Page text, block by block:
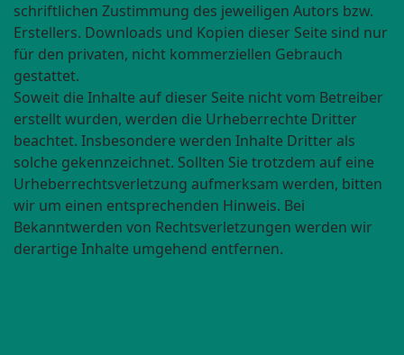
schriftlichen Zustimmung des jeweiligen Autors bzw.
Erstellers. Downloads und Kopien dieser Seite sind nur
für den privaten, nicht kommerziellen Gebrauch
gestattet.
Soweit die Inhalte auf dieser Seite nicht vom Betreiber
erstellt wurden, werden die Urheberrechte Dritter
beachtet. Insbesondere werden Inhalte Dritter als
solche gekennzeichnet. Sollten Sie trotzdem auf eine
Urheberrechtsverletzung aufmerksam werden, bitten
wir um einen entsprechenden Hinweis. Bei
Bekanntwerden von Rechtsverletzungen werden wir
derartige Inhalte umgehend entfernen.